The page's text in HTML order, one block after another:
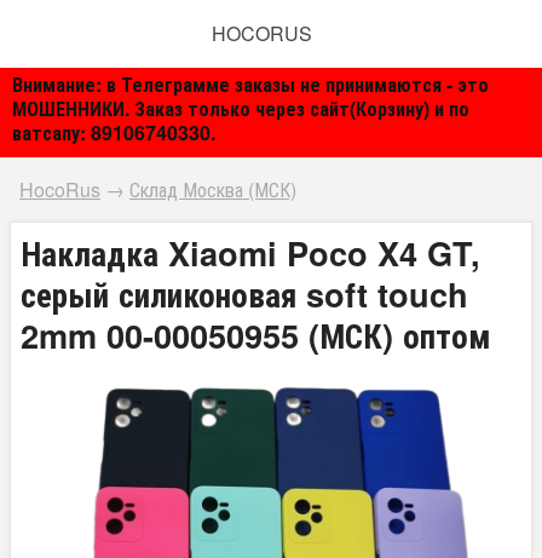
Внимание: в Телеграмме заказы не принимаются - это
МОШЕННИКИ. Заказ только через сайт(Корзину) и по
ватсапу: 89106740330.
HOCORUS
HocoRus → Склад Москва (МСК)
Накладка Xiaomi Poco X4 GT,
серый силиконовая soft touch
2mm 00-00050955 (МСК) оптом